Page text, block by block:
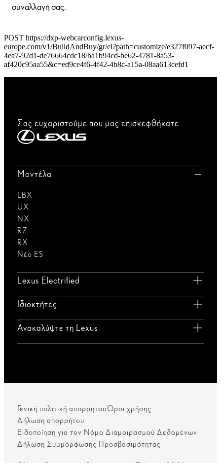
συναλλαγή σας.
POST https://dxp-webcarconfig.lexus-
europe.com/v1/BuildAndBuy/gr/el?path=customize/e327f097-aecf-
4ea7-92d1-de76664cdc18/ba1b94cd-be62-4781-8a53-
af420c95aa55&c=ed9ce4f6-4f42-4b8c-a15a-08aa613cefd1
Σας ευχαριστούμε που μας επισκεφθήκατε
Μοντέλα
LBX
UX
NX
RZ
RX
Νέο ES
Lexus Electrified
Ιδιοκτήτες
Ανακαλύψτε τη Lexus
Γενική πολιτική απορρήτουΌροι χρήσης
Δήλωση απορρήτου
Ειδοποίηση για τον Νόμο Διαμοιρασμού Δεδομένων
Δήλωση Συμμόρφωσης Προσβασιμότητας